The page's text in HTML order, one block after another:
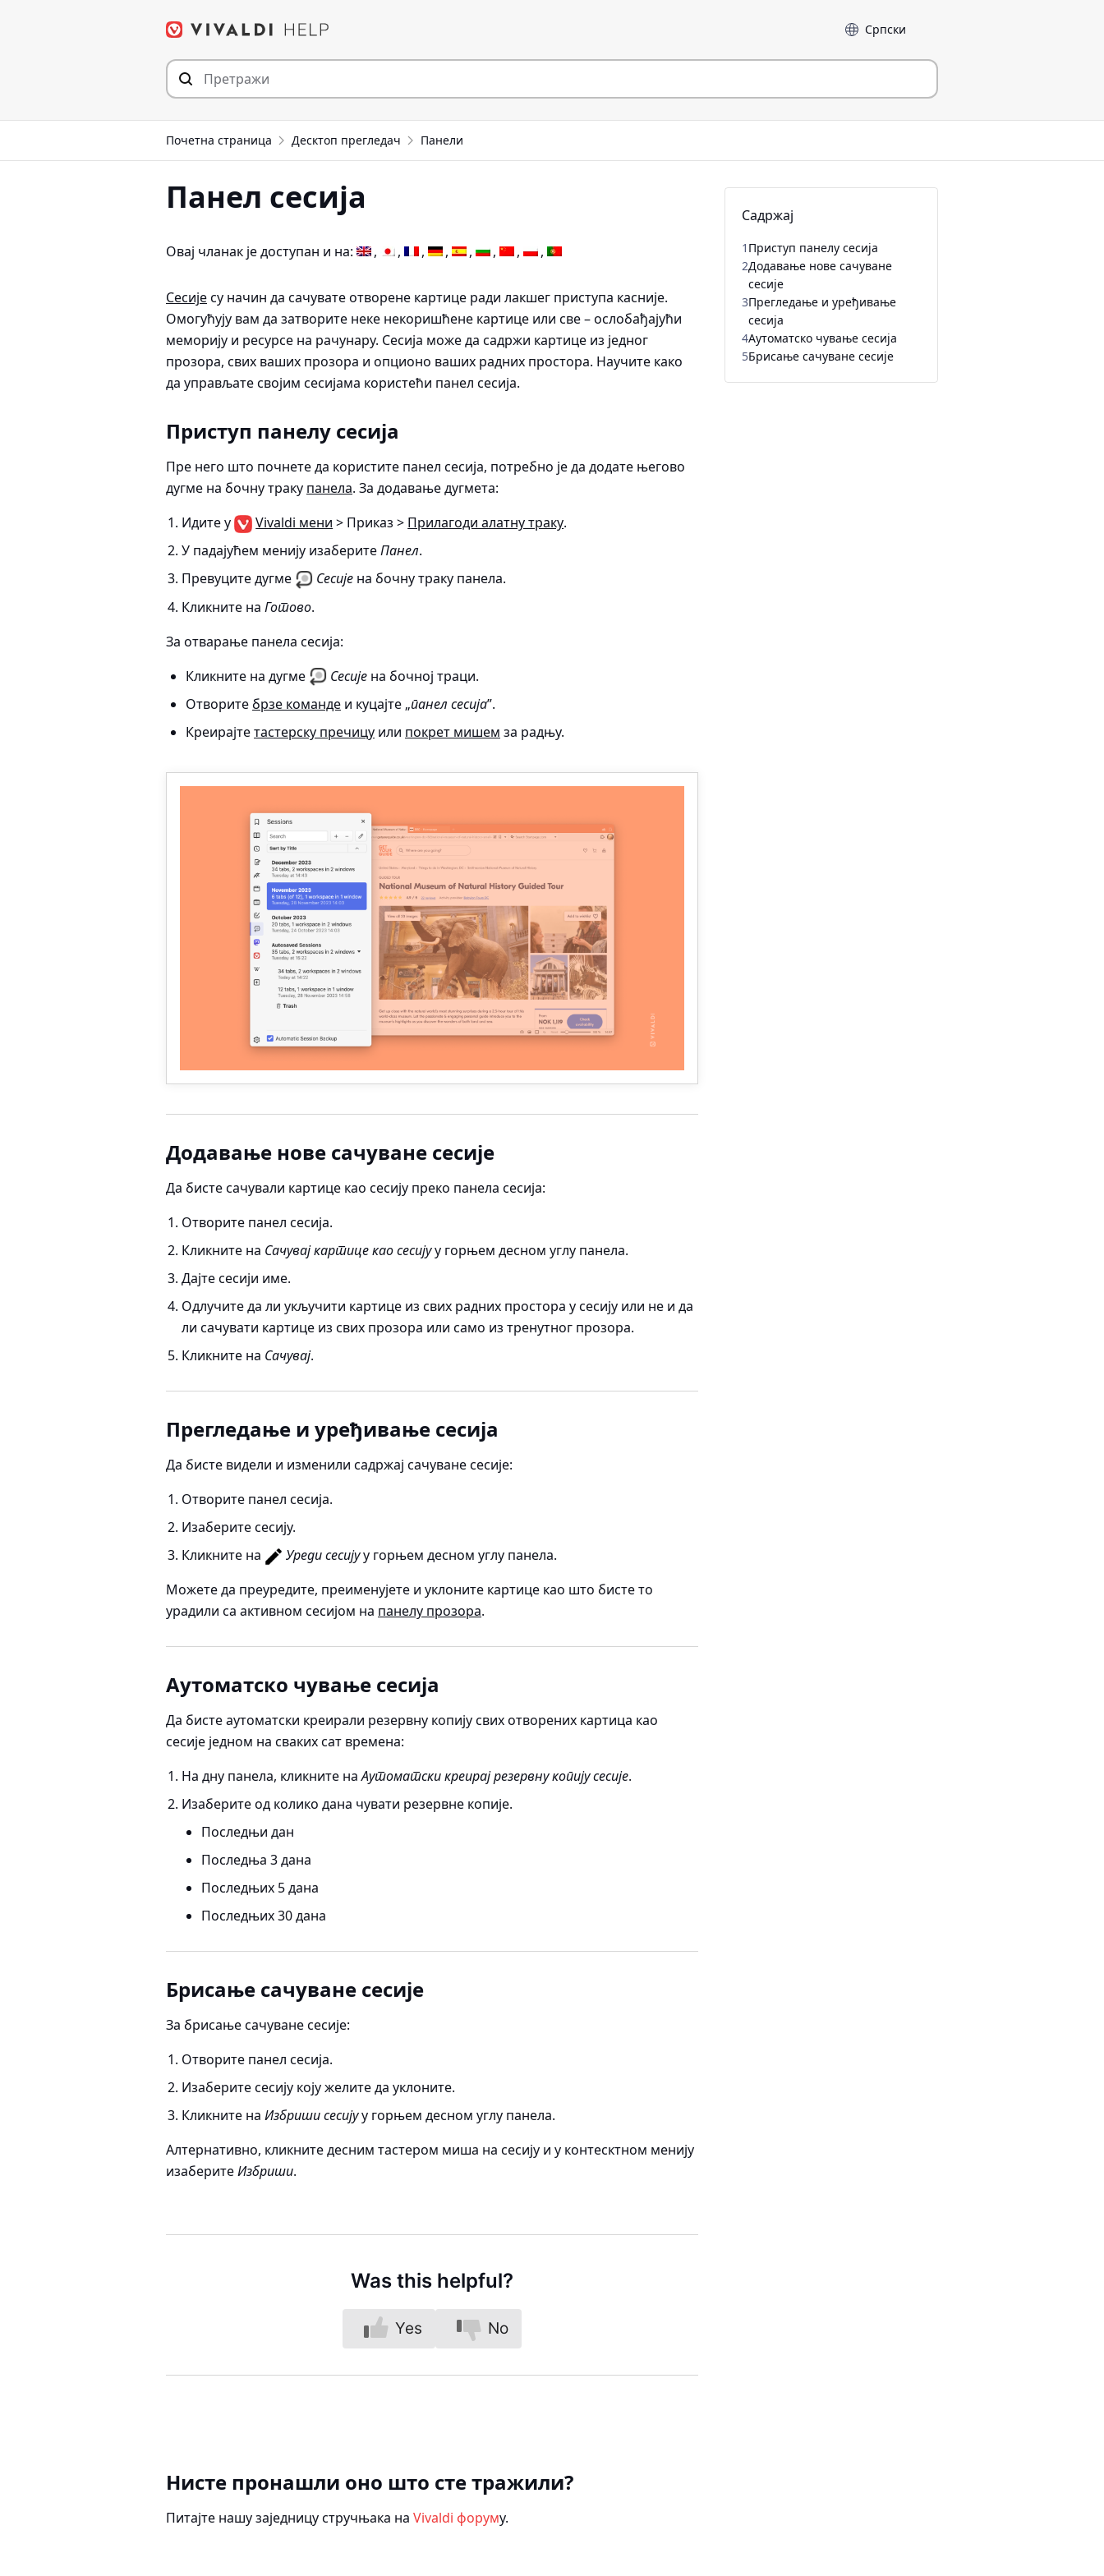
Језик
Почетна страница Десктоп прегледач Панели
Панел сесија
Овај чланак је доступан и на:
Сесијесу начин да сачувате отворене картице ради лакшег приступа касније.
Омогућују вам да затворите неке некоришћене картице или све – ослобађајући
меморију и ресурсе на рачунару. Сесија може да садржи картице из једног
прозора, свих ваших прозора и опционо ваших радних простора. Научите како
да управљате својим сесијама користећи панел сесија.
Приступ панелу сесија
Пре него што почнете да користите панел сесија, потребно је да додате његово
дугме на бочну траку панела. За додавање дугмета:
Идите у
Vivaldi мени > Приказ > Прилагоди алатну траку.
У падајућем менију изаберитеПанел.
Превуците дугме
Сесије на бочну траку панела.
Кликните наГотово.
За отварање панела сесија:
Кликните на дугме
Сесије на бочној траци.
Отворитебрзе команде и куцајте „панел сесија”.
Креирајтетастерску пречицу или покрет мишем за радњу.
Додавање нове сачуване сесије
Да бисте сачували картице као сесију преко панела сесија:
Отворите панел сесија.
Кликните на Сачувај картице као сесијуу горњем десном углу панела.
Дајте сесији име.
Одлучите да ли укључити картице из свих радних простора у сесију или не и да
ли сачувати картице из свих прозора или само из тренутног прозора.
Кликните на Сачувај.
Прегледање и уређивање сесија
Да бисте видели и изменили садржај сачуване сесије:
Отворите панел сесија.
Изаберите сесију.
Кликните на
Уреди сесијуу горњем десном углу панела.
Можете да преуредите, преименујете и уклоните картице као што бисте то
урадили са активном сесијом на панелу прозора.
Аутоматско чување сесија
Да бисте аутоматски креирали резервну копију свих отворених картица као
сесије једном на сваких сат времена:
На дну панела, кликните наАутоматски креирај резервну копију сесије.
Изаберите од колико дана чувати резервне копије.
Последњи дан
Последња 3 дана
Последњих 5 дана
Последњих 30 дана
Брисање сачуване сесије
За брисање сачуване сесије:
Отворите панел сесија.
Изаберите сесију коју желите да уклоните.
Кликните наИзбриши сесијуу горњем десном углу панела.
Алтернативно, кликните десним тастером миша на сесију и у контесктном менију
изаберитеИзбриши.
Was this helpful?
Yes No
Садржај
1 Приступ панелу сесија
2Додавање нове сачуване
сесије
3Прегледање и уређивање
сесија
4Аутоматско чување сесија
5Брисање сачуване сесије
Нисте пронашли оно што сте тражили?
Питајте нашу заједницу стручњака на Vivaldi форуму.